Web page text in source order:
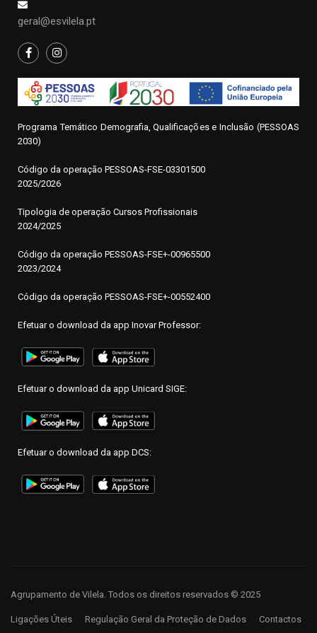
geral@esvilela.pt
Programa Temático Demografia, Qualificações e Inclusão (PESSOAS
2030)
Código da operação PESSOAS-FSE-03301500
2025/2026
Tipologia de operação Cursos Profissionais
2024/2025
Código da operação PESSOAS-FSE+-00965500
2023/2024
Código da operação PESSOAS-FSE+-00552400
Efetuar o download da app Inovar Professor:
Efetuar o download da app Unicard SIGE:
Efetuar o download da app DCS:
Agrupamento de Vilela. Todos os direitos reservados © 2025
Ligações Úteis Regulação Geral da Proteção de Dados Contactos